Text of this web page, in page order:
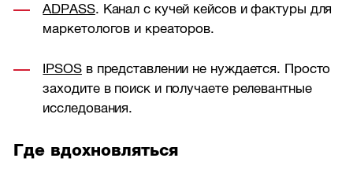
ADPASS. Канал с кучей кейсов и фактуры для
маркетологов и креаторов.
IPSOSв представлении не нуждается. Просто
заходите в поиск и получаете релевантные
исследования.
Где вдохновляться